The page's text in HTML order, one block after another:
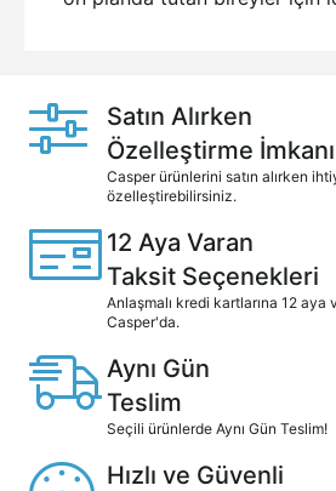
Satın Alırken
Özelleştirme İmkanı
Casper ürünlerini satın alırken
özelleştirebilirsiniz.
12 Aya Varan
Taksit Seçenekleri
Anlaşmalı kredi kartlarına 12
Casper'da.
Aynı Gün
Teslim
Seçili ürünlerde Aynı Gün Teslim!
Hızlı ve Güvenli